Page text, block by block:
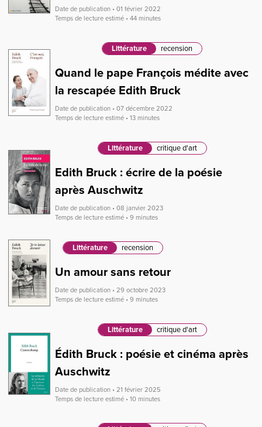
Date de publication • 01 février 2022
Temps de lecture estimé • 44 minutes
Littérature recension
Quand le pape François médite avec
la rescapée Edith Bruck
Date de publication • 07 décembre 2022
Temps de lecture estimé • 13 minutes
Littérature critique d'art
Edith Bruck : écrire de la poésie
après Auschwitz
Date de publication • 08 janvier 2023
Temps de lecture estimé • 9 minutes
Littérature recension
Un amour sans retour
Date de publication • 29 octobre 2023
Temps de lecture estimé • 9 minutes
Littérature critique d'art
Édith Bruck : poésie et cinéma après
Auschwitz
Date de publication • 21 février 2025
Temps de lecture estimé • 10 minutes